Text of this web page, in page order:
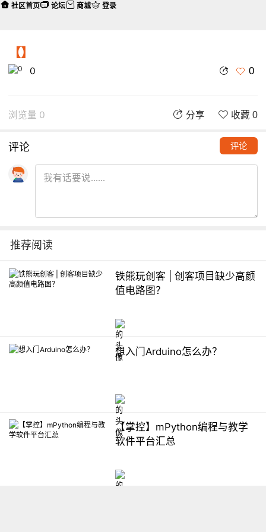
【】
0 0
浏览量 0 分享 收藏 0
评论 评论
推荐阅读
铁熊玩创客 | 创客项目缺少高颜
值电路图？
想入门Arduino怎么办？
【掌控】mPython编程与教学
软件平台汇总
社区首页 论坛 商城 登录